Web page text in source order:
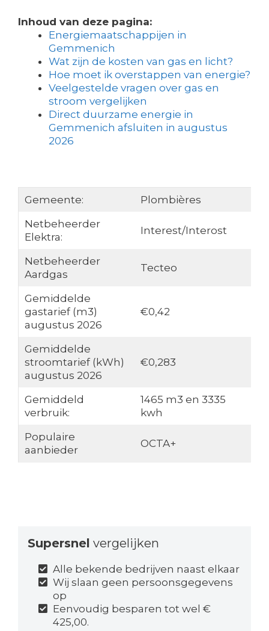
Inhoud van deze pagina:
Energiemaatschappijen in
Gemmenich
Wat zijn de kosten van gas en licht?
Hoe moet ik overstappen van energie?
Veelgestelde vragen over gas en
stroom vergelijken
Direct duurzame energie in
Gemmenich afsluiten in augustus
2026
Gemeente:
Plombières
Netbeheerder
Elektra:
Interest/Interost
Netbeheerder
Aardgas
Tecteo
Gemiddelde
gastarief (m3)
augustus 2026
€0,42
Gemiddelde
stroomtarief (kWh)
augustus 2026
€0,283
Gemiddeld
verbruik:
1465 m3 en 3335
kwh
Populaire
aanbieder
OCTA+
Supersnel vergelijken
Alle bekende bedrijven naast elkaar
Wij slaan geen persoonsgegevens
op
Eenvoudig besparen tot wel €
425,00.